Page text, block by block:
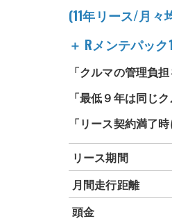
(11年リース/月々
＋ Rメンテパック
「クルマの管理負
「最低９年は同じ
「リース契約満了
リース期間
月間走行距離
頭金